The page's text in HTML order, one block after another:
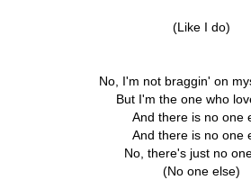
(Like I do)
No, I'm not braggin' on
But I'm the one who
And there is no one
And there is no one
No, there's just no
(No one else)